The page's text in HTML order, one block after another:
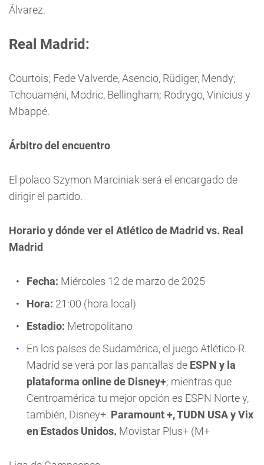
Álvarez.
Real Madrid:
Courtois; Fede Valverde, Asencio, Rüdiger, Mendy;
Tchouaméni, Modric, Bellingham; Rodrygo, Vinícius y
Mbappé.
Árbitro del encuentro
El polaco Szymon Marciniak será el encargado de
dirigir el partido.
Horario y dónde ver el Atlético de Madrid vs. Real
Madrid
Fecha: Miércoles 12 de marzo de 2025
Hora: 21:00 (hora local)
Estadio: Metropolitano
En los países de Sudamérica, el juego Atlético-R.
Madrid se verá por las pantallas de ESPN y la
plataforma online de Disney+; mientras que
Centroamérica tu mejor opción es ESPN Norte y,
también, Disney+. Paramount +, TUDN USA y Vix
en Estados Unidos. Movistar Plus+ (M+